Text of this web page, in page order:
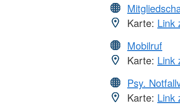
Karte: Link
Mobilruf
Karte: Link
Psy.
Karte: Link